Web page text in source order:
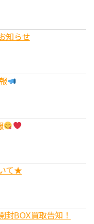
知らせ
て★
BOX買取告知！